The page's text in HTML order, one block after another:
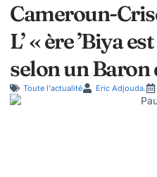
Cameroun-
L’ « ère ’Biya
selon un Baron
Toute l'actualité Eric Adjouda.